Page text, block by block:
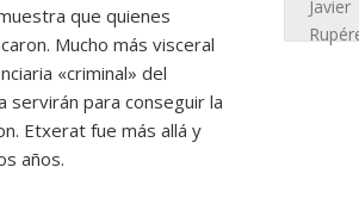
que quienes
Mucho más visceral
«criminal» del
servirán para conseguir la
Etxerat fue más allá y
años.